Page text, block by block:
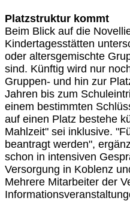
Platzstruktur kommt
Beim Blick auf die
Kindertagesstätten
oder altersgemischte
sind. Künftig wird nur
Gruppen- und hin zur
Jahren bis zum
einem bestimmten
auf einen Platz bestehe
Mahlzeit" sei inklusive.
beantragt werden",
schon in intensiven
Versorgung in Koblenz
Mehrere Mitarbeiter der